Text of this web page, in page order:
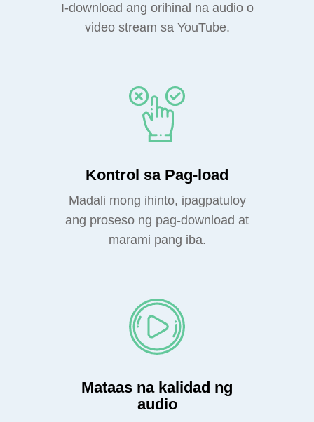
I-download ang orihinal na audio o
video stream sa YouTube.
Kontrol sa Pag-load
Madali mong ihinto, ipagpatuloy
ang proseso ng pag-download at
marami pang iba.
Mataas na kalidad ng
audio